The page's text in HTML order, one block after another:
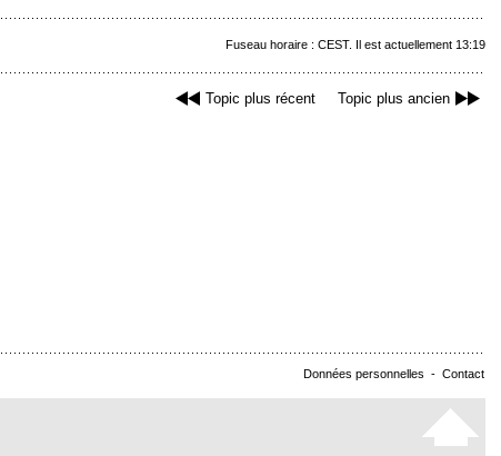
Fuseau horaire : CEST. Il est actuellement 13:19
Topic plus récent Topic plus ancien
Données personnelles - Contact